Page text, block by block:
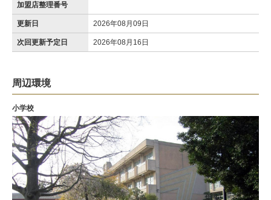
加盟店整理番号
更新日 2026年08月09日
次回更新予定日 2026年08月16日
周辺環境
小学校